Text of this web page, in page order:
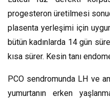
progesteron üretilmesi
plasenta yerleşimi için
bütün kadınlarda 14 gün
kısa sürer. Kesin tanı
PCO sendromunda LH ve
yumurtanın erken